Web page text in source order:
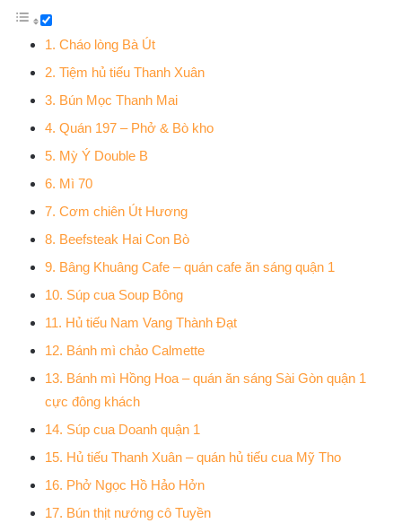
1. Cháo lòng Bà Út
2. Tiệm hủ tiếu Thanh Xuân
3. Bún Mọc Thanh Mai
4. Quán 197 – Phở & Bò kho
5. Mỳ Ý Double B
6. Mì 70
7. Cơm chiên Út Hương
8. Beefsteak Hai Con Bò
9. Bâng Khuâng Cafe – quán cafe ăn sáng quận 1
10. Súp cua Soup Bông
11. Hủ tiếu Nam Vang Thành Đạt
12. Bánh mì chảo Calmette
13. Bánh mì Hồng Hoa – quán ăn sáng Sài Gòn quận 1
cực đông khách
14. Súp cua Doanh quận 1
15. Hủ tiếu Thanh Xuân – quán hủ tiếu cua Mỹ Tho
16. Phở Ngọc Hồ Hảo Hởn
17. Bún thịt nướng cô Tuyền